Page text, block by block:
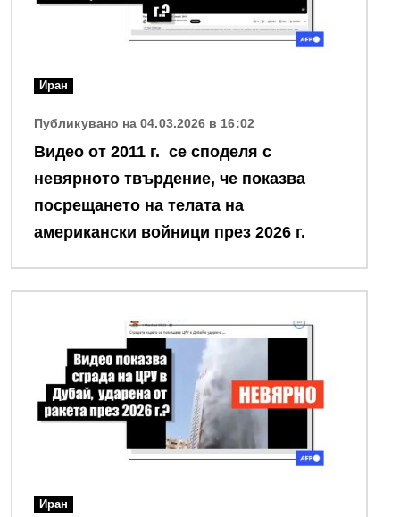
Иран
Публикувано на 04.03.2026 в 16:02
Видео от 2011 г. се споделя с
невярното твърдение, че показва
посрещането на телата на
американски войници през 2026 г.
Иран